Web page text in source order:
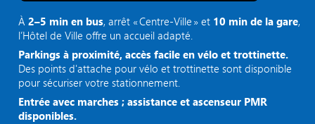
À2–5 min en bus, arrêt « Centre‑Ville » et 10 min de la gare,
l’Hôtel de Ville offre un accueil adapté.
Parkings à proximité, accès facile en vélo et trottinette.
Des points d'attache pour vélo et trottinette sont disponible
pour sécuriser votre stationnement.
Entrée avec marches ; assistance et ascenseur PMR
disponibles.